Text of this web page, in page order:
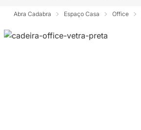
Abra Cadabra Espaço Casa Office